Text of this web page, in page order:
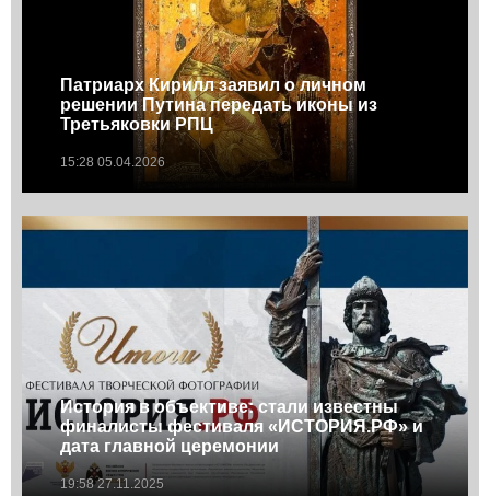
Патриарх Кирилл заявил о личном
решении Путина передать иконы из
Третьяковки РПЦ
15:28 05.04.2026
История в объективе: cтали известны
финалисты фестиваля «ИСТОРИЯ.РФ» и
дата главной церемонии
19:58 27.11.2025